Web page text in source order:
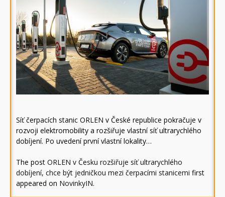
Síť čerpacích stanic ORLEN v České republice pokračuje v
rozvoji elektromobility a rozšiřuje vlastní síť ultrarychlého
dobíjení. Po uvedení první vlastní lokality…
The post ORLEN v Česku rozšiřuje síť ultrarychlého
dobíjení, chce být jedničkou mezi čerpacími stanicemi first
appeared on NovinkyIN.